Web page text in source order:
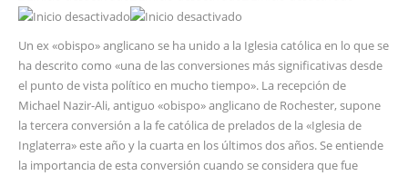
Un ex «obispo» anglicano se ha unido a la Iglesia católica en lo que se
ha descrito como «una de las conversiones más significativas desde
el punto de vista político en mucho tiempo». La recepción de
Michael Nazir-Ali, antiguo «obispo» anglicano de Rochester, supone
la tercera conversión a la fe católica de prelados de la «Iglesia de
Inglaterra» este año y la cuarta en los últimos dos años. Se entiende
la importancia de esta conversión cuando se considera que fue